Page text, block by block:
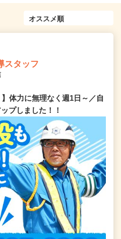
スタッフ
体力に無理なく週1日～／自
プしました！！